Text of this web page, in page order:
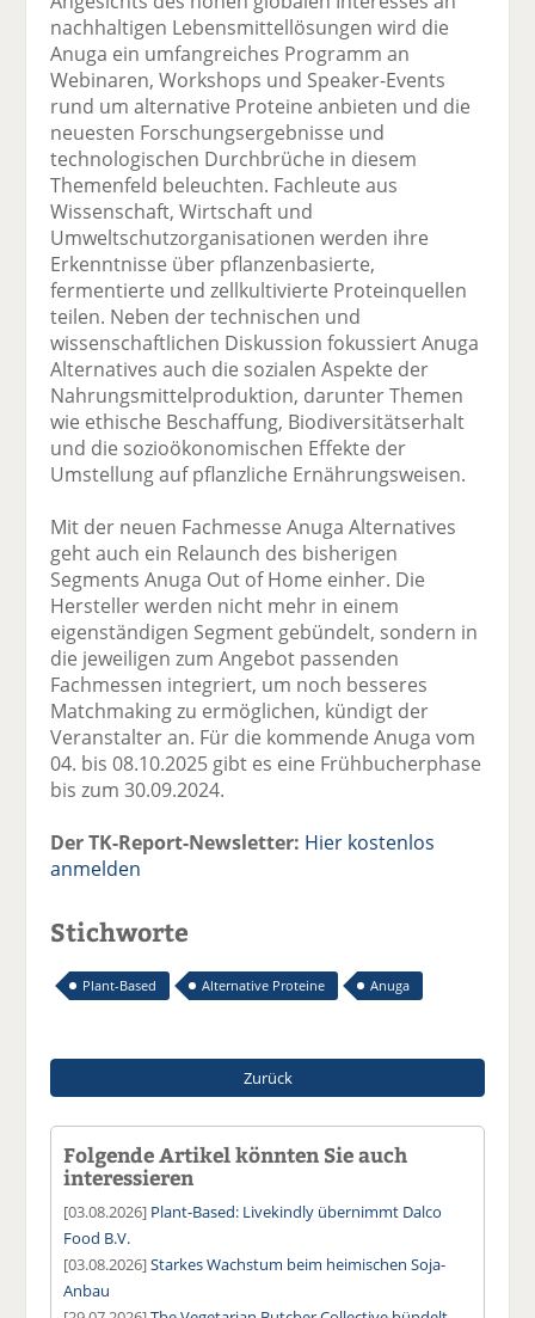
nachhaltigen Lebensmittellösungen wird die
Anuga ein umfangreiches Programm an
Webinaren, Workshops und Speaker-Events
rund um alternative Proteine anbieten und die
neuesten Forschungsergebnisse und
technologischen Durchbrüche in diesem
Themenfeld beleuchten. Fachleute aus
Wissenschaft, Wirtschaft und
Umweltschutzorganisationen werden ihre
Erkenntnisse über pflanzenbasierte,
fermentierte und zellkultivierte Proteinquellen
teilen. Neben der technischen und
wissenschaftlichen Diskussion fokussiert Anuga
Alternatives auch die sozialen Aspekte der
Nahrungsmittelproduktion, darunter Themen
wie ethische Beschaffung, Biodiversitätserhalt
und die sozioökonomischen Effekte der
Umstellung auf pflanzliche Ernährungsweisen.
Mit der neuen Fachmesse Anuga Alternatives
geht auch ein Relaunch des bisherigen
Segments Anuga Out of Home einher. Die
Hersteller werden nicht mehr in einem
eigenständigen Segment gebündelt, sondern in
die jeweiligen zum Angebot passenden
Fachmessen integriert, um noch besseres
Matchmaking zu ermöglichen, kündigt der
Veranstalter an. Für die kommende Anuga vom
04. bis 08.10.2025 gibt es eine Frühbucherphase
bis zum 30.09.2024.
Der TK-Report-Newsletter: Hier kostenlos
anmelden
Stichworte
Plant-Based Alternative Proteine Anuga
Zurück
Folgende Artikel könnten Sie auch
interessieren
[03.08.2026] Plant-Based: Livekindly übernimmt Dalco
Food B.V.
[03.08.2026]Starkes Wachstum beim heimischen Soja-
Anbau